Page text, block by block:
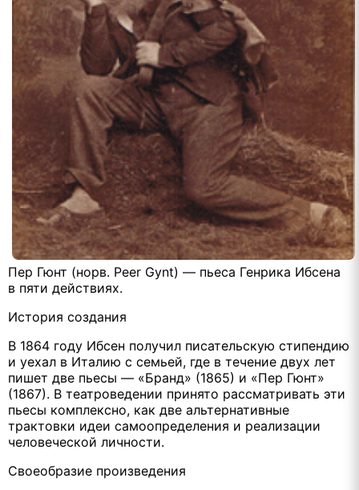
Пер Гюнт (норв. Peer Gynt) — пьеса Генрика Ибсена
в пяти действиях.
История создания
В 1864 году Ибсен получил писательскую стипендию
и уехал в Италию с семьей, где в течение двух лет
пишет две пьесы — «Бранд» (1865) и «Пер Гюнт»
(1867). В театроведении принято рассматривать эти
пьесы комплексно, как две альтернативные
трактовки идеи самоопределения и реализации
человеческой личности.
Своеобразие произведения